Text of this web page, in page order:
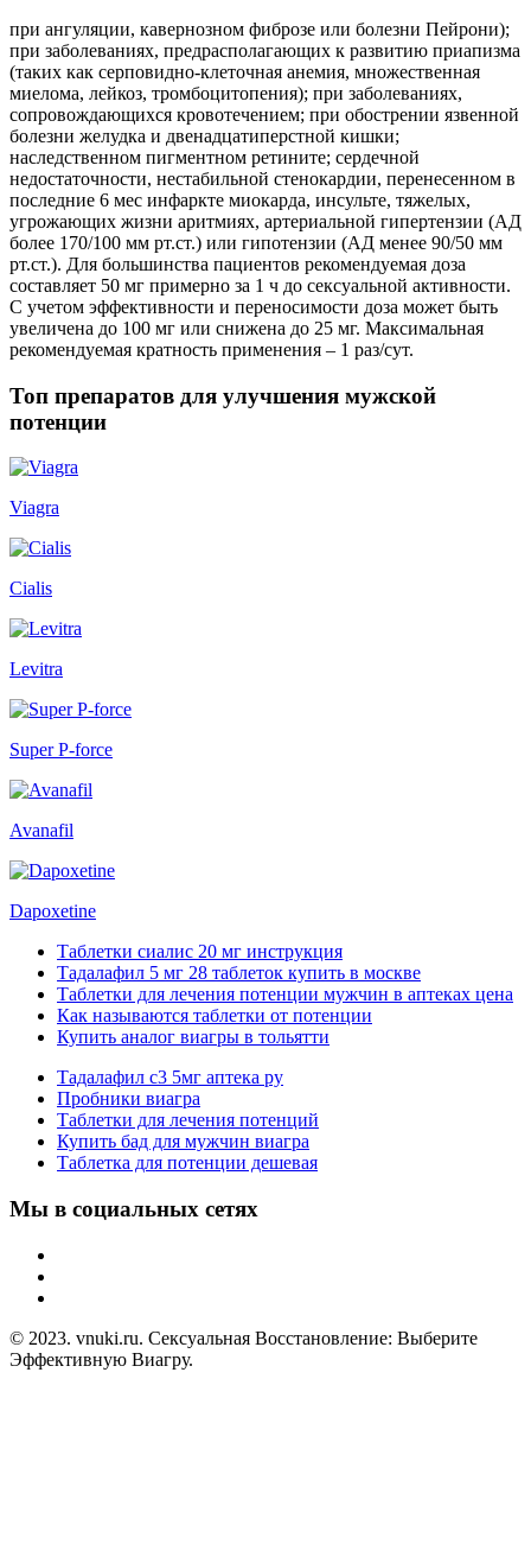
при ангуляции, кавернозном фиброзе или болезни Пейрони);
при заболеваниях, предрасполагающих к развитию приапизма
(таких как серповидно-клеточная анемия, множественная
миелома, лейкоз, тромбоцитопения); при заболеваниях,
сопровождающихся кровотечением; при обострении язвенной
болезни желудка и двенадцатиперстной кишки;
наследственном пигментном ретините; сердечной
недостаточности, нестабильной стенокардии, перенесенном в
последние 6 мес инфаркте миокарда, инсульте, тяжелых,
угрожающих жизни аритмиях, артериальной гипертензии (АД
более 170/100 мм рт.ст.) или гипотензии (АД менее 90/50 мм
рт.ст.). Для большинства пациентов рекомендуемая доза
составляет 50 мг примерно за 1 ч до сексуальной активности.
С учетом эффективности и переносимости доза может быть
увеличена до 100 мг или снижена до 25 мг. Максимальная
рекомендуемая кратность применения – 1 раз/сут.
Топ препаратов для улучшения мужской
потенции
Viagra
Cialis
Levitra
Super P-force
Avanafil
Dapoxetine
Таблетки сиалис 20 мг инструкция
Тадалафил 5 мг 28 таблеток купить в москве
Таблетки для лечения потенции мужчин в аптеках цена
Как называются таблетки от потенции
Купить аналог виагры в тольятти
Тадалафил с3 5мг аптека ру
Пробники виагра
Таблетки для лечения потенций
Купить бад для мужчин виагра
Таблетка для потенции дешевая
Мы в социальных сетях
© 2023. vnuki.ru. Сексуальная Восстановление: Выберите
Эффективную Виагру.